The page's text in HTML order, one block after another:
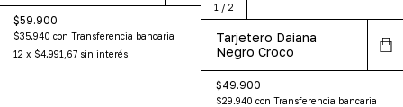
$59.900
$35.940 con Transferencia bancaria
12 x $4.991,67 sin interés
1 / 2
Tarjetero Daiana
Negro Croco
$49.900
$29.940 con Transferencia bancaria